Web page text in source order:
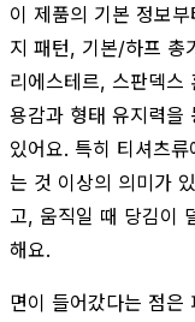
이 제품의 기본 정보
지 패턴, 기본/하프 총
리에스테르, 스판덱스
용감과 형태 유지력을
있어요. 특히 티셔츠
는 것 이상의 의미가
고, 움직일 때 당김이
해요.
면이 들어갔다는 점은